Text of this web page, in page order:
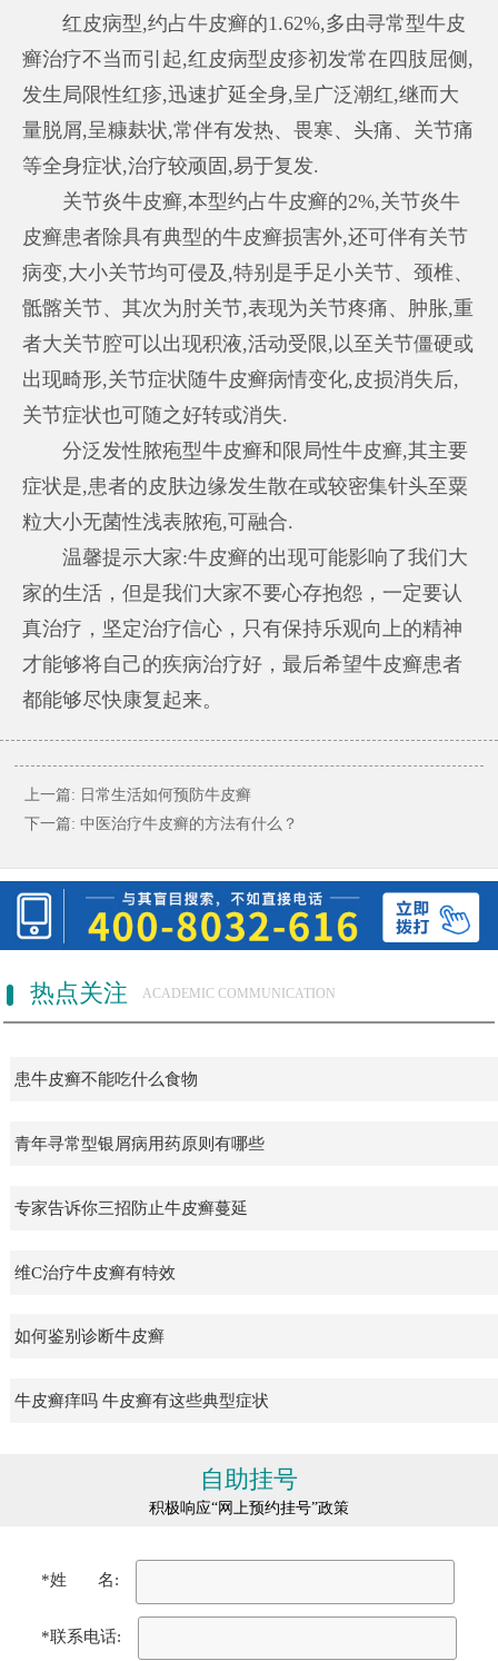
红皮病型,约占牛皮癣的1.62%,多由寻常型牛皮
癣治疗不当而引起,红皮病型皮疹初发常在四肢屈侧,
发生局限性红疹,迅速扩延全身,呈广泛潮红,继而大
量脱屑,呈糠麸状,常伴有发热、畏寒、头痛、关节痛
等全身症状,治疗较顽固,易于复发.
关节炎牛皮癣,本型约占牛皮癣的2%,关节炎牛
皮癣患者除具有典型的牛皮癣损害外,还可伴有关节
病变,大小关节均可侵及,特别是手足小关节、颈椎、
骶髂关节、其次为肘关节,表现为关节疼痛、肿胀,重
者大关节腔可以出现积液,活动受限,以至关节僵硬或
出现畸形,关节症状随牛皮癣病情变化,皮损消失后,
关节症状也可随之好转或消失.
分泛发性脓疱型牛皮癣和限局性牛皮癣,其主要
症状是,患者的皮肤边缘发生散在或较密集针头至粟
粒大小无菌性浅表脓疱,可融合.
温馨提示大家:牛皮癣的出现可能影响了我们大
家的生活，但是我们大家不要心存抱怨，一定要认
真治疗，坚定治疗信心，只有保持乐观向上的精神
才能够将自己的疾病治疗好，最后希望牛皮癣患者
都能够尽快康复起来。
上一篇: 日常生活如何预防牛皮癣
下一篇: 中医治疗牛皮癣的方法有什么？
热点关注 ACADEMIC COMMUNICATION
患牛皮癣不能吃什么食物
青年寻常型银屑病用药原则有哪些
专家告诉你三招防止牛皮癣蔓延
维C治疗牛皮癣有特效
如何鉴别诊断牛皮癣
牛皮癣痒吗 牛皮癣有这些典型症状
自助挂号
积极响应“网上预约挂号”政策
*姓 名:
*联系电话: